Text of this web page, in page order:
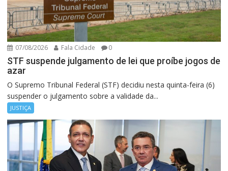
07/08/2026 Fala Cidade 0
STF suspende julgamento de lei que proíbe jogos de
azar
O Supremo Tribunal Federal (STF) decidiu nesta quinta-feira (6)
suspender o julgamento sobre a validade da...
JUSTIÇA